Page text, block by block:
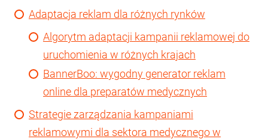
Adaptacja reklam dla różnych rynków
Algorytm adaptacji kampanii reklamowej do
uruchomienia w różnych krajach
BannerBoo: wygodny generator reklam
online dla preparatów medycznych
Strategie zarządzania kampaniami
reklamowymi dla sektora medycznego w